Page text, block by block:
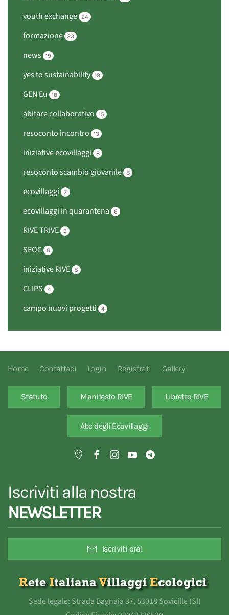
youth exchange 24
formazione 23
news 19
yes to sustainability 19
GEN Eu 18
abitare collaborativo 15
resoconto incontro 13
iniziative ecovillaggi 8
resoconto scambio giovanile 8
ecovillaggi 7
ecovillaggi in quarantena 6
RIVE TRIVE 6
SEOC 6
iniziative RIVE 5
CLIPS 4
campo nuovi progetti 4
Home Contattaci Login Registrati Gallery
Statuto Manifesto RIVE Libretto RIVE
Abc degli Ecovillaggi
Iscriviti alla nostra
NEWSLETTER
Iscriviti ora!
Sede legale: Strada Bagnaia 37, 53018 Sovicille (SI)